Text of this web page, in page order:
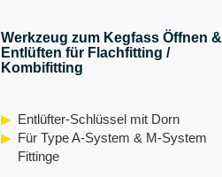
Werkzeug zum Kegfass Öffnen &
Entlüften für Flachfitting /
Kombifitting
Entlüfter-Schlüssel mit Dorn
Für Type A-System & M-System
Fittinge